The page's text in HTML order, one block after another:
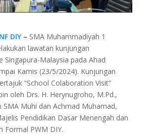
DIY– SMA Muhammadiyah 1
lawatan kunjungan
Singapura-Malaysia pada Ahad
Kamis (23/5/2024). Kunjungan
“School Colaboration Visit”
oleh Drs. H. Herynugroho, M.Pd.,
SMA Muhi dan Achmad Muhamad,
Pendidikan Dasar Menengah dan
Formal PWM DIY.